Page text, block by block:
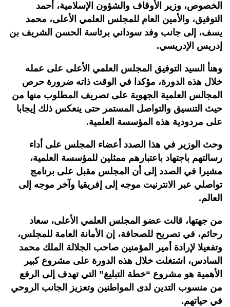
الخصوص، وزير الأوقاف والشؤون الإسلامية، أحمد
التوفيق، والأمين العام للمجلس العلمي الأعلى، محمد
يسف، إلى جانب وفد سوداني برئاسة الحسن الشريف بن
إدريس الإدريسي.
وهنأ السيد التوفيق المجلس العلمي الأعلى على عمله
خلال هذه الدورة، مؤكدا في الوقت ذاته ضرورة حرص
المجالس العلمية الجهوية على تصريف المطلوب منها من
حيث التنسيق والتواصل المستمر حتى ينعكس ذلك إيجابا
على مردودية هذه المؤسسة العلمية.
وحث الوزير في هذا الصدد أعضاء المجلس على أداء
رسالتهم باجتهاد باعتبارهم ممثلين للمؤسسة العلمية،
مشيرا في الصدد إلى أن المجلس مقبل على برنامج
تواصلي عبر الانترنيت موجه إلى إفريقيا وآخر موجه إلى
العالم.
من جهتها، قالت عضو المجلس العلمي الأعلى، سعاد
رحائم، في تصريح للصحافة، إن الأمانة العامة للمجلس،
وتفعيلا لإرادة أمير المؤمنين صاحب الجلالة الملك محمد
السادس، اشتغلت خلال هذه الدورة على مشروع كبير
الأهمية هو مشروع “خطة التبليغ” التي تهدف إلى الرفع
من منسوب التدين لدى المواطنين وتعزيز الجانب الروحي
في حياتهم.